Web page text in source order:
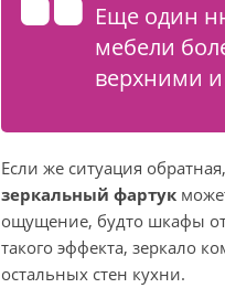
Еще один
мебели
верхними
Если же ситуация
зеркальный фартук
ощущение, будто шкафы
такого эффекта, зеркало
остальных стен кухни.